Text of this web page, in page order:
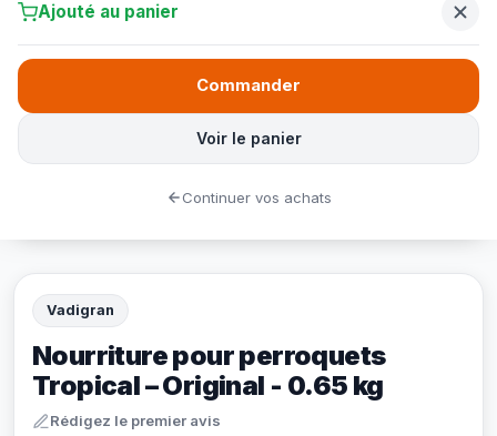
Vadigran
Nourriture pour perroquets
Tropical – Original - 0.65 kg
Rédigez le premier avis
Ajouté au panier
Voir le panier
Commander
Continuer vos achats